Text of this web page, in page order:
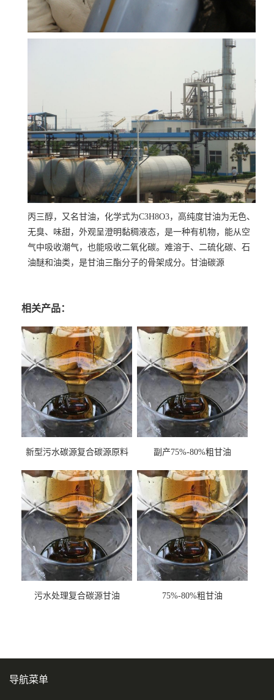
丙三醇，又名甘油，化学式为C3H8O3，高纯度甘油为无色、
无臭、味甜，外观呈澄明黏稠液态，是一种有机物，能从空
气中吸收潮气，也能吸收二氧化碳。难溶于、二硫化碳、石
油醚和油类，是甘油三酯分子的骨架成分。甘油碳源
相关产品：
新型污水碳源复合碳源原料
副产75%-80%粗甘油
污水处理复合碳源甘油
75%-80%粗甘油
导航菜单